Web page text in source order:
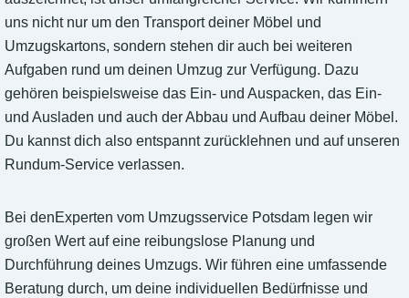
uns nicht nur um den Transport deiner Möbel und
Umzugskartons, sondern stehen dir auch bei weiteren
Aufgaben rund um deinen Umzug zur Verfügung. Dazu
gehören beispielsweise das Ein- und Auspacken, das Ein-
und Ausladen und auch der Abbau und Aufbau deiner Möbel.
Du kannst dich also entspannt zurücklehnen und auf unseren
Rundum-Service verlassen.
Bei denExperten vom Umzugsservice Potsdam legen wir
großen Wert auf eine reibungslose Planung und
Durchführung deines Umzugs. Wir führen eine umfassende
Beratung durch, um deine individuellen Bedürfnisse und